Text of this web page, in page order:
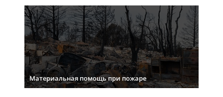
Материальная помощь при пожаре